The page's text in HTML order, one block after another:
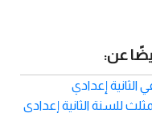
عن:
إعدادي
للسنة الثانية إعدادي